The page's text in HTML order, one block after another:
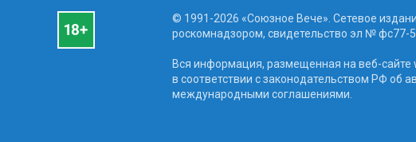
© 1991-2026 «Союзное Вече». Сетевое
роскомнадзором, свидетельство эл № фc77-
Вся информация, размещенная на веб-сайте
в соответствии с законодательством РФ об
международными соглашениями.